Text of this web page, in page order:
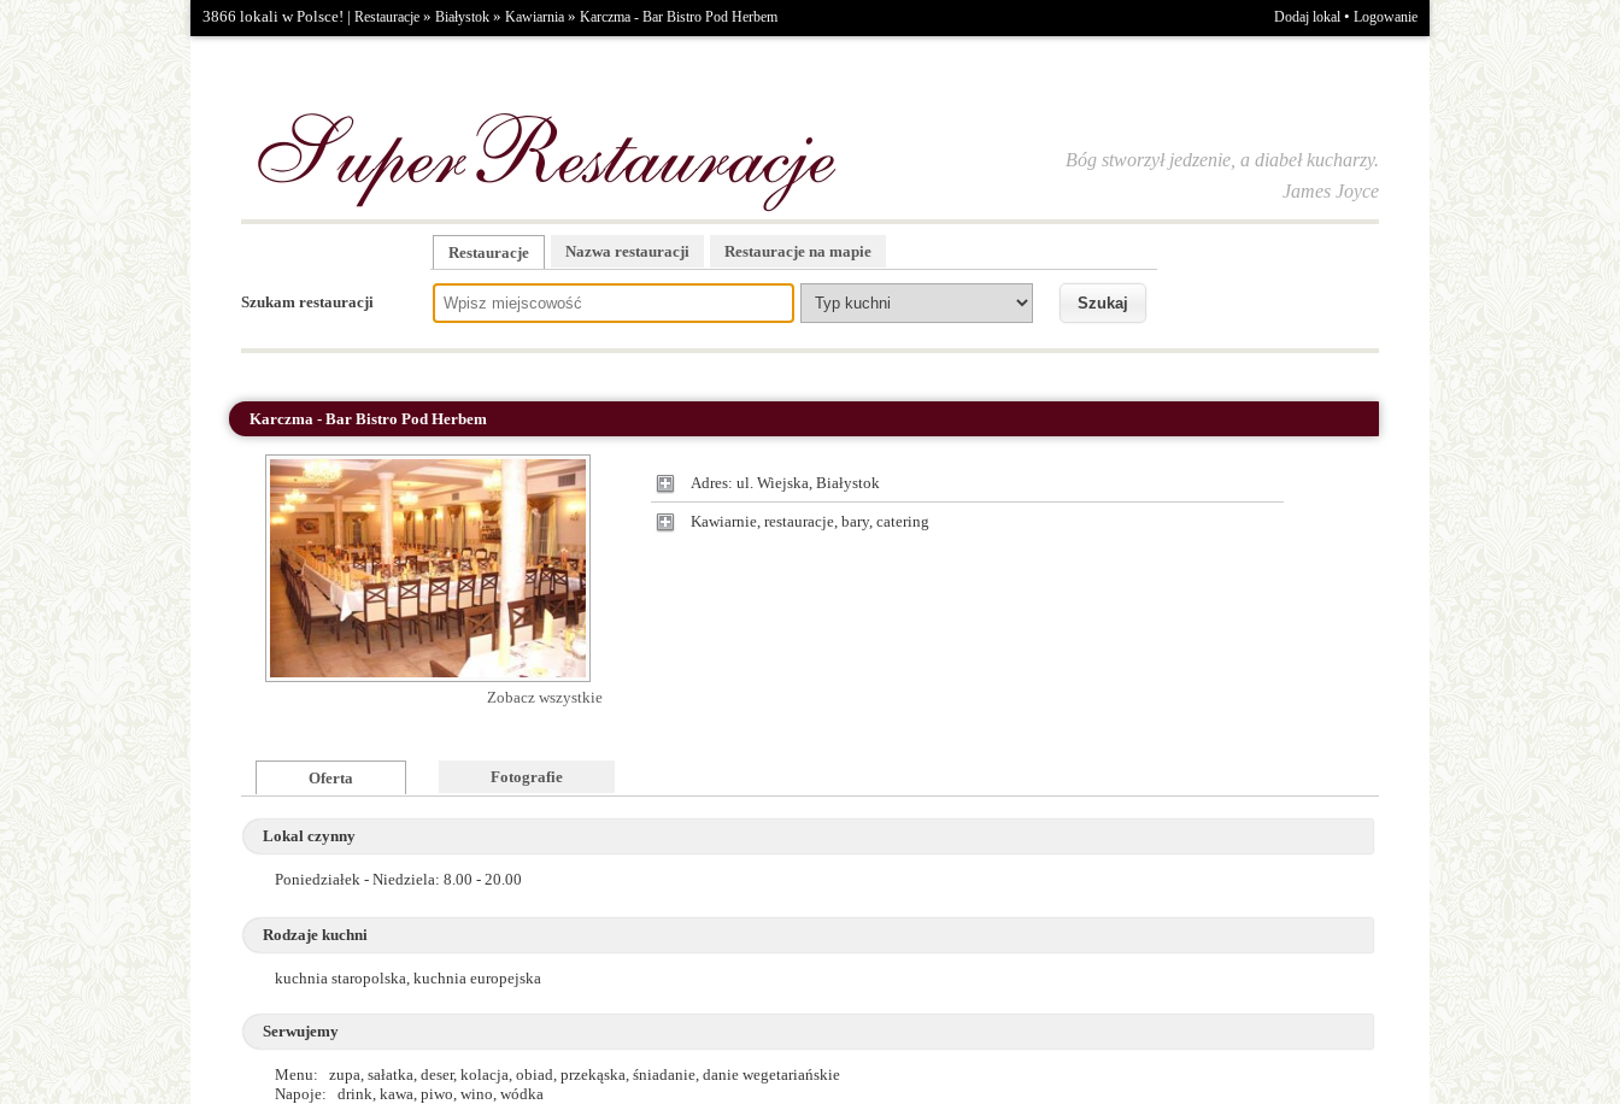
3866 lokali w Polsce! | Restauracje » Białystok » Kawiarnia » Karczma - Bar Bistro Pod Herbem Dodaj lokal • Logowanie
Bóg stworzył jedzenie, a diabeł kucharzy.
James Joyce
Szukam restauracji
Restauracje Nazwa restauracji Restauracje na mapie
Karczma - Bar Bistro Pod Herbem
Zobacz wszystkie
Adres: ul. Wiejska, Białystok
Kawiarnie, restauracje, bary, catering
Oferta Fotografie
Lokal czynny
Poniedziałek - Niedziela: 8.00 - 20.00
Rodzaje kuchni
kuchnia staropolska, kuchnia europejska
Serwujemy
Menu: zupa, sałatka, deser, kolacja, obiad, przekąska, śniadanie, danie wegetariańskie
Napoje: drink, kawa, piwo, wino, wódka